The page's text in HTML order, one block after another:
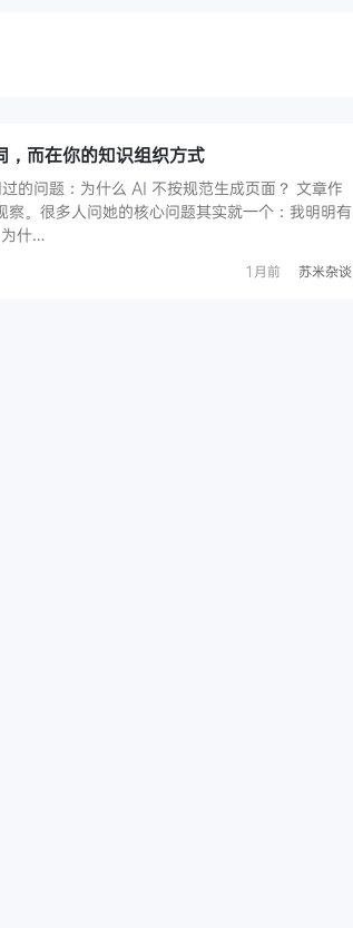
，而在你的知识组织方式
的问题：为什么 AI 不按规范生成页面？ 文章作
。很多人问她的核心问题其实就一个：我明明有
什…
1月前 苏米杂谈